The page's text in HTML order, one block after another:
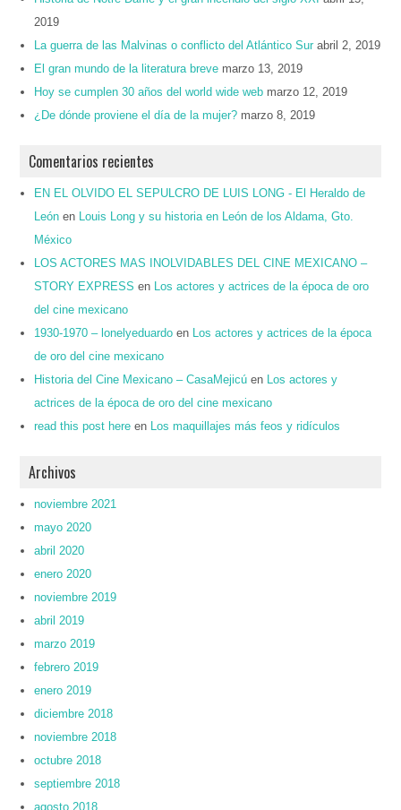
2019
La guerra de las Malvinas o conflicto del Atlántico Sur abril 2, 2019
El gran mundo de la literatura breve marzo 13, 2019
Hoy se cumplen 30 años del world wide web marzo 12, 2019
¿De dónde proviene el día de la mujer? marzo 8, 2019
Comentarios recientes
EN EL OLVIDO EL SEPULCRO DE LUIS LONG - El Heraldo de
León en
Louis Long y su historia en León de los Aldama, Gto.
México
LOS ACTORES MAS INOLVIDABLES DEL CINE MEXICANO –
STORY EXPRESS en
Los actores y actrices de la época de oro
del cine mexicano
1930-1970 – lonelyeduardo en
Los actores y actrices de la época
de oro del cine mexicano
Historia del Cine Mexicano – CasaMejicú en
Los actores y
actrices de la época de oro del cine mexicano
read this post here en Los maquillajes más feos y ridículos
Archivos
noviembre 2021
mayo 2020
abril 2020
enero 2020
noviembre 2019
abril 2019
marzo 2019
febrero 2019
enero 2019
diciembre 2018
noviembre 2018
octubre 2018
septiembre 2018
agosto 2018